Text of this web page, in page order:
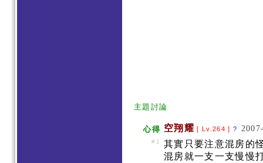
主題討論
心得 空翔耀 [ Lv.264 ] ?
#1
其實只要注意混房的
混房就一支一支慢慢